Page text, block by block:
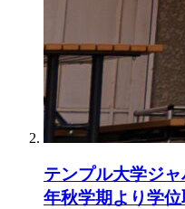
テンプル大学ジ
年秋学期より学